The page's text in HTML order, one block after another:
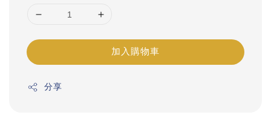
加入購物車
分享